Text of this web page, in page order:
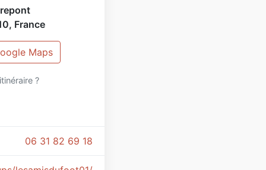
, France
Maps
?
06 31 82 69 18